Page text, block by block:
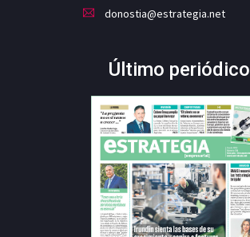
donostia@estrategia.net
Último periódico